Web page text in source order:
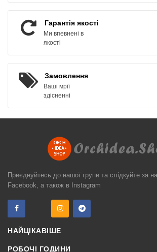
Гарантія якості
Ми впевнені в
якості
Замовлення
Ваші мрії
здісненні
Приєднуйтесь до нашої групи та слідкуйте за
Facebook, а також в Instagram
НАЙЦІКАВІШЕ
РОБОЧІ ГОДИНИ